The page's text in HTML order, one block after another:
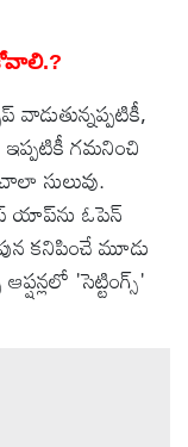
గమనించి
సులువు.
యాప్‌ను ఓపెన్
కనిపించే మూడు
'సెట్టింగ్స్'